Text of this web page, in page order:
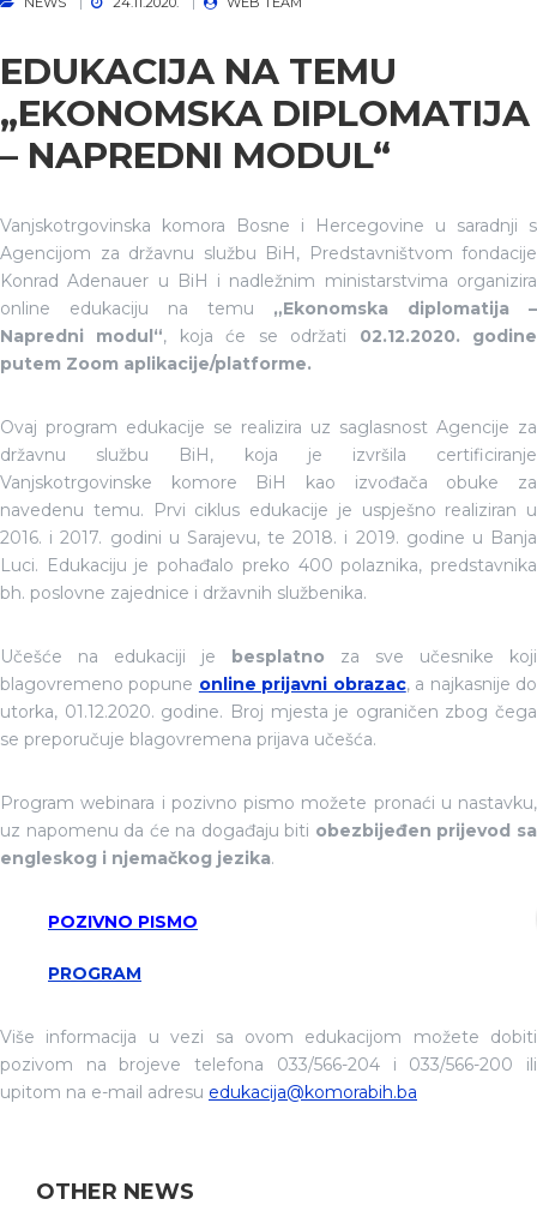
EDUKACIJA NA TEMU
„EKONOMSKA DIPLOMATIJA
– NAPREDNI MODUL“
Vanjskotrgovinska komora Bosne i Hercegovine u saradnji s
Agencijom za državnu službu BiH, Predstavništvom fondacije
Konrad Adenauer u BiH i nadležnim ministarstvima organizira
online edukaciju na temu „Ekonomska diplomatija –
Napredni modul“, koja će se održati 02.12.2020. godine
putem Zoom aplikacije/platforme.
Ovaj program edukacije se realizira uz saglasnost Agencije za
državnu službu BiH, koja je izvršila certificiranje
Vanjskotrgovinske komore BiH kao izvođača obuke za
navedenu temu. Prvi ciklus edukacije je uspješno realiziran u
2016. i 2017. godini u Sarajevu, te 2018. i 2019. godine u Banja
Luci. Edukaciju je pohađalo preko 400 polaznika, predstavnika
bh. poslovne zajednice i državnih službenika.
Učešće na edukaciji je besplatno za sve učesnike koji
blagovremeno popune online prijavni obrazac, a najkasnije do
utorka, 01.12.2020. godine. Broj mjesta je ograničen zbog čega
se preporučuje blagovremena prijava učešća.
Program webinara i pozivno pismo možete pronaći u nastavku,
uz napomenu da će na događaju biti obezbijeđen prijevod sa
engleskog i njemačkog jezika.
POZIVNO PISMO
PROGRAM
Više informacija u vezi sa ovom edukacijom možete dobiti
pozivom na brojeve telefona 033/566-204 i 033/566-200 ili
upitom na e-mail adresu edukacija@komorabih.ba
OTHER NEWS